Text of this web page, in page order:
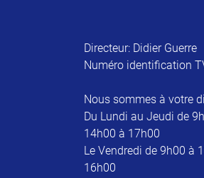
Directeur: Didier Guerre
Numéro identification
Nous sommes à votre
Du Lundi au Jeudi de
14h00 à 17h00
Le Vendredi de 9h00 à
16h00